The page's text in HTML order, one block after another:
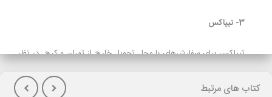
3- تیپاکس
تیپاکس برای سفارش‌های با محل تحویل خارج از تهران و کرج در نظر
هنگام تحویل کالا(پس کرایه) دارند توصیه می شود.
کتاب های مرتبط